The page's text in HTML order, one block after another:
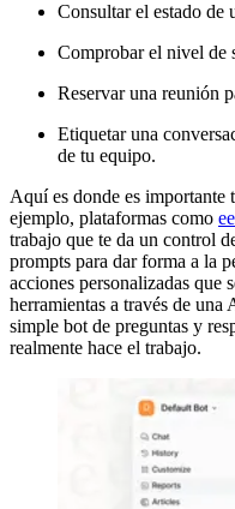
Consultar el estado de
Comprobar el nivel de
Reservar una reunión
Etiquetar una
de tu equipo.
Aquí es donde es importante
ejemplo, plataformas como
trabajo que te da un control
prompts para dar forma a la
acciones personalizadas que
herramientas a través de
simple bot de preguntas y
realmente hace el trabajo.